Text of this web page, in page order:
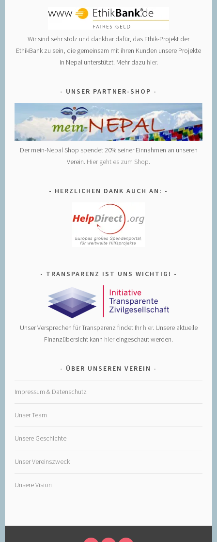
Wir sind sehr stolz und dankbar dafür, das Ethik-Projekt der
EthikBank zu sein, die gemeinsam mit ihren Kunden unsere Projekte
in Nepal unterstützt. Mehr dazu hier.
UNSER PARTNER-SHOP
Der mein-Nepal Shop spendet 20% seiner Einnahmen an unseren
Verein. Hier geht es zum Shop.
HERZLICHEN DANK AUCH AN:
TRANSPARENZ IST UNS WICHTIG!
Unser Versprechen für Transparenz findet Ihrhier. Unsere aktuelle
Finanzübersicht kann hiereingeschaut werden.
ÜBER UNSEREN VEREIN
Impressum & Datenschutz
Unser Team
Unsere Geschichte
Unser Vereinszweck
Unsere Vision